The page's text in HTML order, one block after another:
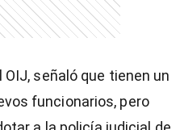
señaló que tienen un
funcionarios, pero